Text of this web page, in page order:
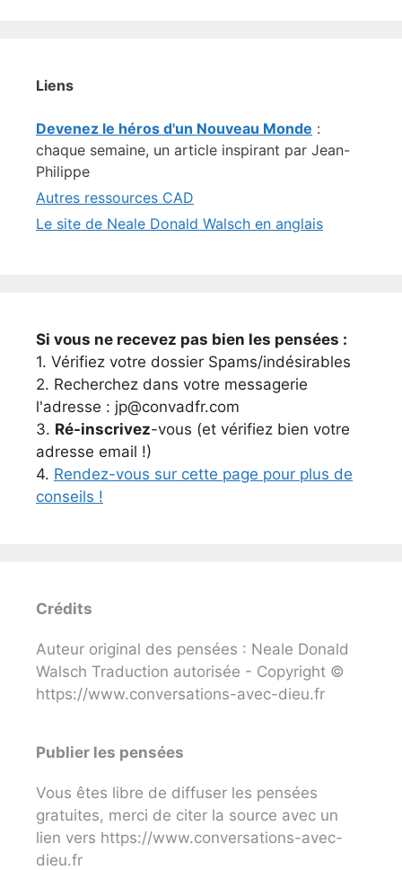
Liens
Devenez le héros d'un Nouveau Monde :
chaque semaine, un article inspirant par Jean-
Philippe
Autres ressources CAD
Le site de Neale Donald Walsch en anglais
Si vous ne recevez pas bien les pensées :
1. Vérifiez votre dossier Spams/indésirables
2. Recherchez dans votre messagerie
l'adresse : jp@convadfr.com
3. Ré-inscrivez-vous (et vérifiez bien votre
adresse email !)
4. Rendez-vous sur cette page pour plus de
conseils !
Crédits
Auteur original des pensées : Neale Donald
Walsch Traduction autorisée - Copyright ©
https://www.conversations-avec-dieu.fr
Publier les pensées
Vous êtes libre de diffuser les pensées
gratuites, merci de citer la source avec un
lien vers https://www.conversations-avec-
dieu.fr